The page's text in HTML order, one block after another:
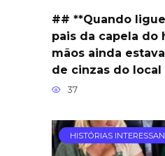
## **Quando
pais da capela do
mãos ainda
de cinzas do
37
HISTÓRIAS